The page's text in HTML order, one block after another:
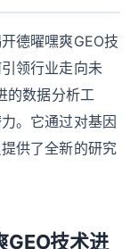
德曜嘿爽GEO技
领行业走向未
的数据分析工
。它通过对基因
供了全新的研究
GEO技术进